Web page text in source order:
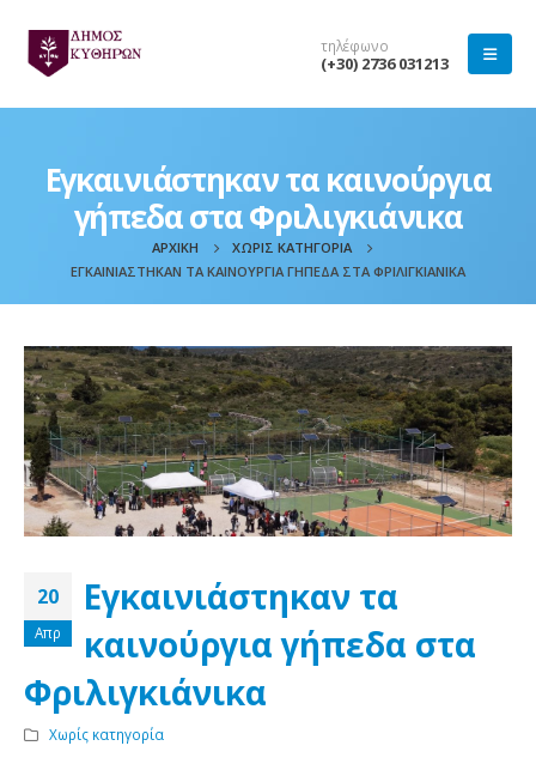
τηλέφωνο
(+30) 2736 031213
Εγκαινιάστηκαν τα καινούργια
γήπεδα στα Φριλιγκιάνικα
ΑΡΧΙΚΉ
ΧΩΡΊΣ ΚΑΤΗΓΟΡΊΑ
ΕΓΚΑΙΝΙΆΣΤΗΚΑΝ ΤΑ ΚΑΙΝΟΎΡΓΙΑ ΓΉΠΕΔΑ ΣΤΑ ΦΡΙΛΙΓΚΙΆΝΙΚΑ
20
Απρ
Εγκαινιάστηκαν τα
καινούργια γήπεδα στα
Φριλιγκιάνικα
Χωρίς κατηγορία